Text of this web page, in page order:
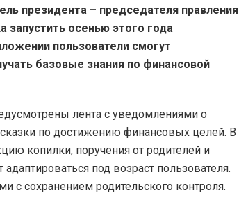
президента – председателя правления
запустить осенью этого года
пользователи смогут
базовые знания по финансовой
лента с уведомлениями о
по достижению финансовых целей. В
копилки, поручения от родителей и
под возраст пользователя.
с сохранением родительского контроля.